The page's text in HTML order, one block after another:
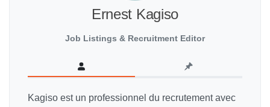
Ernest Kagiso
Job Listings & Recruitment Editor
Kagiso est un professionnel du recrutement avec